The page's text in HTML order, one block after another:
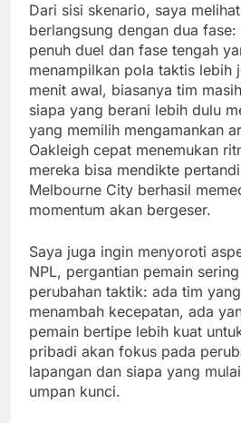
Dari sisi skenario, saya
berlangsung dengan dua
penuh duel dan fase tengah
menampilkan pola taktis lebih
menit awal, biasanya tim
siapa yang berani lebih dulu
yang memilih mengamankan
Oakleigh cepat menemukan
mereka bisa mendikte
Melbourne City berhasil
momentum akan bergeser.
Saya juga ingin menyoroti
NPL, pergantian pemain
perubahan taktik: ada tim
menambah kecepatan, ada
pemain bertipe lebih kuat
pribadi akan fokus pada
lapangan dan siapa yang
umpan kunci.